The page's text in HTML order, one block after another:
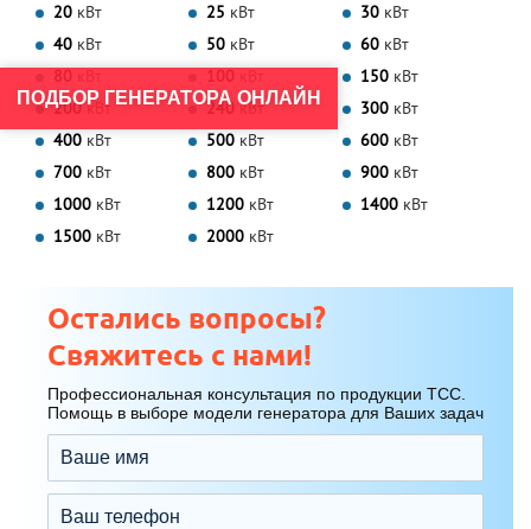
20 кВт 25 кВт 30 кВт
40 кВт 50 кВт 60 кВт
80
100 150 кВт
200 кВт 240 кВт 300 кВт
400 кВт 500 кВт 600 кВт
700 кВт 800 кВт 900 кВт
1000 кВт 1200 кВт 1400 кВт
1500 кВт 2000 кВт
Остались вопросы?
Свяжитесь с нами!
Профессиональная консультация по продукции ТСС.
Помощь в выборе модели генератора для Ваших задач
ПОДБОР ГЕНЕРАТОРА ОНЛАЙН